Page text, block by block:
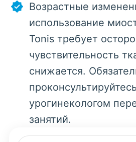
Возрастные
использование
Tonis требует
чувствительность
снижается.
урогинекологом
занятий.